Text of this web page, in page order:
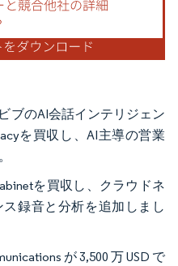
ブのAI会話インテリジェン
を買収し、AI主導の営業
を買収し、クラウドネ
録音と分析を追加しまし
が3,500万USDで